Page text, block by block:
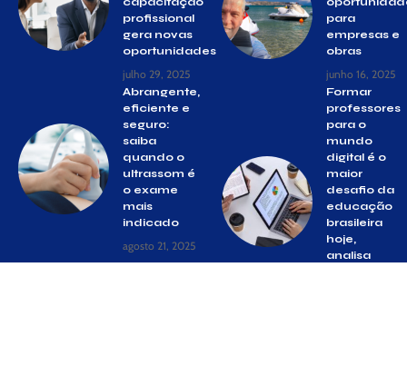
profissional
gera novas
oportunidades
julho 29, 2025
Abrangente,
eficiente e
seguro:
saiba
quando o
ultrassom é
o exame
mais
indicado
agosto 21, 2025
para
empresas e
obras
junho 16, 2025
Formar
professores
para o
mundo
digital é o
maior
desafio da
educação
brasileira
hoje,
analisa